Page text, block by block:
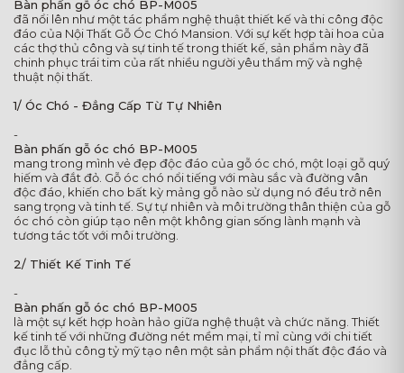
Bàn phấn gỗ óc chó BP-M005
đã nổi lên như một tác phẩm nghệ thuật thiết kế và thi công độc
đáo của Nội Thất Gỗ Óc Chó Mansion. Với sự kết hợp tài hoa của
các thợ thủ công và sự tinh tế trong thiết kế, sản phẩm này đã
chinh phục trái tim của rất nhiều người yêu thẩm mỹ và nghệ
thuật nội thất.
1/ Óc Chó - Đẳng Cấp Từ Tự Nhiên
-
Bàn phấn gỗ óc chó BP-M005
mang trong mình vẻ đẹp độc đáo của gỗ óc chó, một loại gỗ quý
hiếm và đắt đỏ. Gỗ óc chó nổi tiếng với màu sắc và đường vân
độc đáo, khiến cho bất kỳ mảng gỗ nào sử dụng nó đều trở nên
sang trọng và tinh tế. Sự tự nhiên và môi trường thân thiện của gỗ
óc chó còn giúp tạo nên một không gian sống lành mạnh và
tương tác tốt với môi trường.
2/ Thiết Kế Tinh Tế
-
Bàn phấn gỗ óc chó BP-M005
là một sự kết hợp hoàn hảo giữa nghệ thuật và chức năng. Thiết
kế tinh tế với những đường nét mềm mại, tỉ mỉ cùng với chi tiết
đục lỗ thủ công tỷ mỹ tạo nên một sản phẩm nội thất độc đáo và
đẳng cấp.